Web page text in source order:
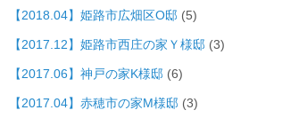
【2018.04】姫路市広畑区O邸 (5)
【2017.12】姫路市西庄の家Ｙ様邸 (3)
【2017.06】神戸の家K様邸 (6)
【2017.04】赤穂市の家M様邸 (3)